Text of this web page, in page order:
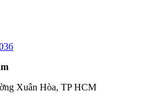
Xuân Hòa, TP HCM